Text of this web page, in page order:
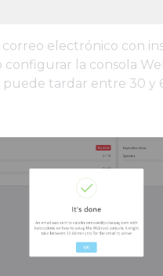
correo electrónico con
configurar la consola
tardar entre 30 y